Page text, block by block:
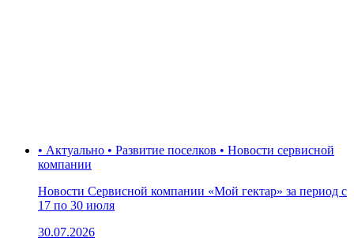
• Актуально • Развитие поселков • Новости сервисной
компании
Новости Сервисной компании «Мой гектар» за период с
17 по 30 июля
30.07.2026